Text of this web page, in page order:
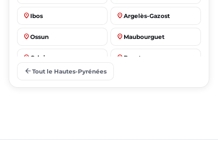
place Ibos place Argelès-Gazost
place Ossun place Maubourguet
place Orleix place Bazet
arrow_back Tout le Hautes-Pyrénées